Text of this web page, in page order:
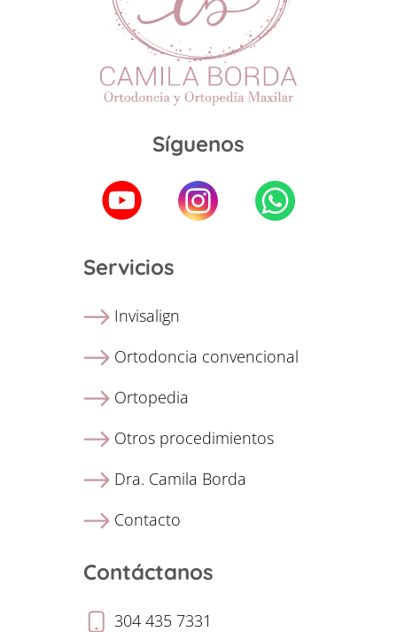
Síguenos
Servicios
Invisalign
Ortodoncia convencional
Ortopedia
Otros procedimientos
Dra. Camila Borda
Contacto
Contáctanos
304 435 7331